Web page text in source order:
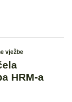
vježbe
HRM-a